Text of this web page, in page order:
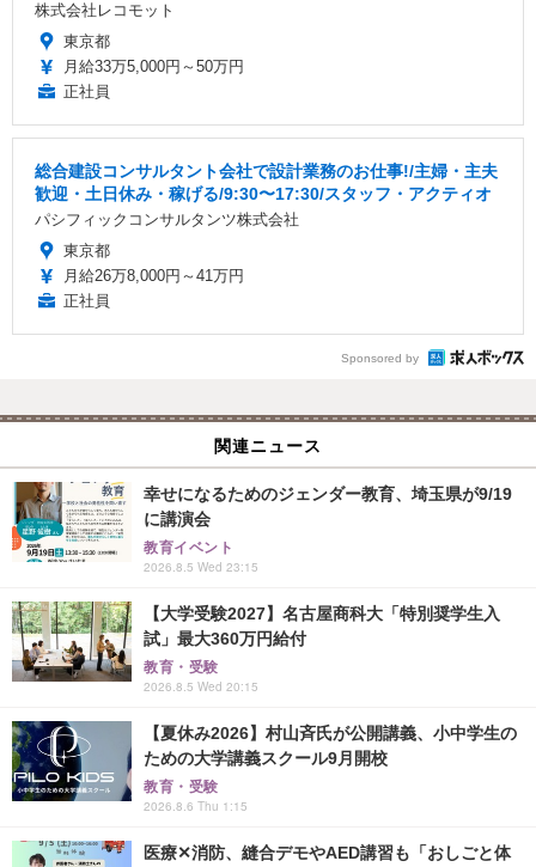
株式会社レコモット
東京都
月給33万5,000円～50万円
正社員
総合建設コンサルタント会社で設計業務のお仕事!/主婦・主夫
歓迎・土日休み・稼げる/9:30〜17:30/スタッフ・アクティオ
パシフィックコンサルタンツ株式会社
東京都
月給26万8,000円～41万円
正社員
Sponsored by
関連ニュース
幸せになるためのジェンダー教育、埼玉県が9/19
に講演会
教育イベント
2026.8.5 Wed 23:15
【大学受験2027】名古屋商科大「特別奨学生入
試」最大360万円給付
教育・受験
2026.8.5 Wed 20:15
【夏休み2026】村山斉氏が公開講義、小中学生の
ための大学講義スクール9月開校
教育・受験
2026.8.6 Thu 1:15
医療✕消防、縫合デモやAED講習も「おしごと体